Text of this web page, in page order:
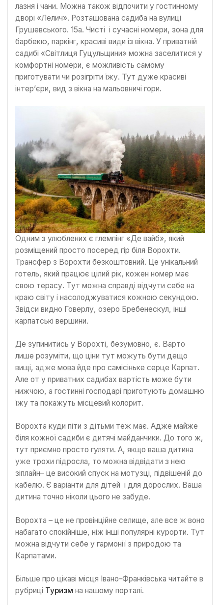
лазня і чани. Можна також відпочити у гостинному
дворі «Лелич». Розташована садиба на вулиці
Грушевського. 15а. Чисті і сучасні номери, зона для
барбекю, паркінг, красиві види із вікна. У приватній
садибі «Світлиця Гуцульщини» можна заселитися у
комфортні номери, є можливість самому
приготувати чи розігріти їжу. Тут дуже красиві
інтер’єри, вид з вікна на мальовничі гори.
Одним з улюблених є глемпінг «Де вайб», який
розміщений просто посеред гір біля Ворохти.
Трансфер з Ворохти безкоштовний. Це унікальний
готель, який працює цілий рік, кожен номер має
свою терасу. Тут можна справді відчути себе на
краю світу і насолоджуватися кожною секундою.
Звідси видно Говерлу, озеро Бребенескул, інші
карпатські вершини.
Де зупинитись у Ворохті, безумовно, є. Варто
лише розуміти, що ціни тут можуть бути дещо
вищі, адже мова йде про самісіньке серце Карпат.
Але от у приватних садибах вартість може бути
нижчою, а гостинні господарі приготують домашню
їжу та покажуть місцевий колорит.
Ворохта куди піти з дітьми теж має. Адже майже
біля кожної садиби є дитячі майданчики. До того ж,
тут приємно просто гуляти. А, якщо ваша дитина
уже трохи підросла, то можна відвідати з нею
зіплайн– це високий спуск на мотузці, підвішеній до
кабелю. Є варіанти для дітей і для дорослих. Ваша
дитина точно ніколи цього не забуде.
Ворохта – це не провінційне селище, але все ж воно
набагато спокійніше, ніж інші популярні курорти. Тут
можна відчути себе у гармонії з природою та
Карпатами.
Більше про цікаві місця Івано-Франківська читайте в
рубриці Туризм на нашому порталі.